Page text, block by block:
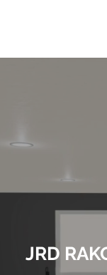
JRD